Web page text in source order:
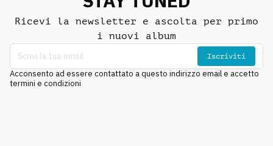
Ricevi la newsletter e ascolta per primo
i nuovi album
Iscriviti
Acconsento ad essere contattato a questo indirizzo email e accetto
termini e condizioni